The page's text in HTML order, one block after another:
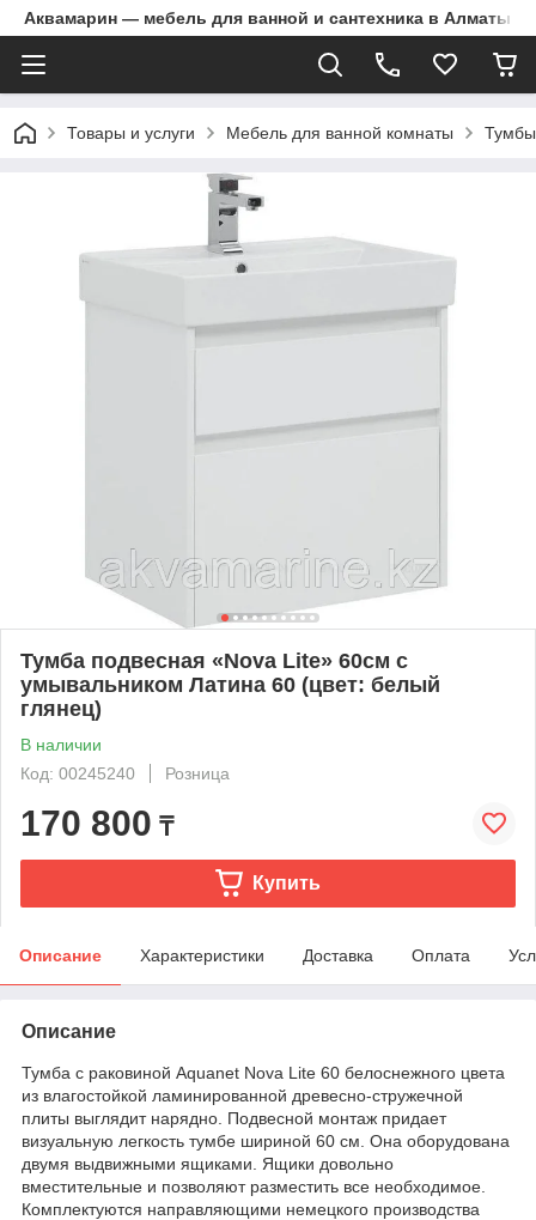
Аквамарин — мебель для ванной и сантехника в Алматы |
Товары и услуги Мебель для ванной комнаты
Тумба подвесная «Nova Lite» 60см с
умывальником Латина 60 (цвет: белый
глянец)
В наличии
Код: 00245240
Розница
170 800 ₸
Купить
Описание Характеристики Доставка Оплата
Описание
Тумба с раковиной Aquanet Nova Lite 60 белоснежного цвета
из влагостойкой ламинированной древесно-стружечной
плиты выглядит нарядно. Подвесной монтаж придает
визуальную легкость тумбе шириной 60 см. Она оборудована
двумя выдвижными ящиками. Ящики довольно
вместительные и позволяют разместить все необходимое.
Комплектуются направляющими немецкого производства